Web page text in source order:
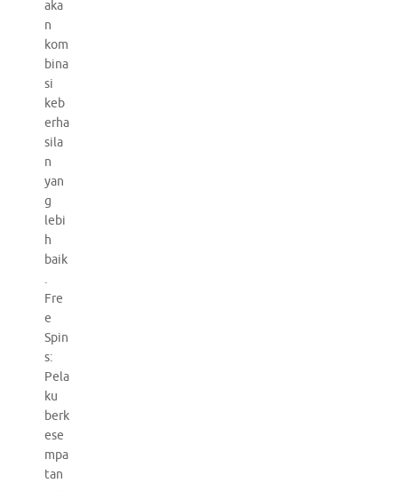
aka
n
kom
bina
si
keb
erha
sila
n
yan
g
lebi
h
baik
.
Fre
e
Spin
s:
Pela
ku
berk
ese
mpa
tan